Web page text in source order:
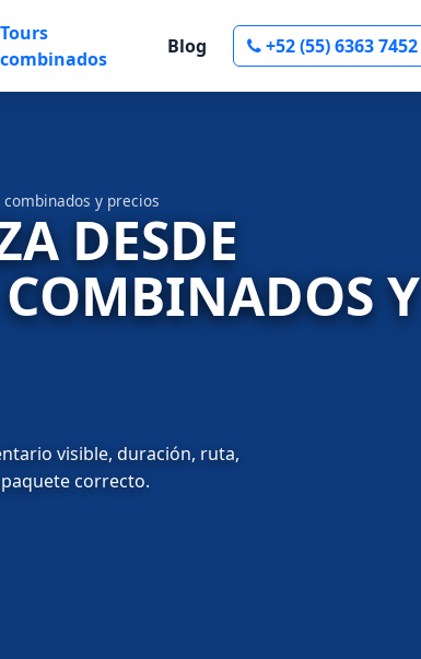
Tours
combinados
Blog +52 (55) 6363 7452
y precios
DESDE
Y
visible, duración, ruta,
correcto.